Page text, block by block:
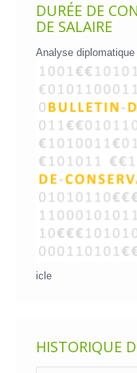
DURÉE DE
DE SALAIRE
Analyse
icle
HISTORIQUE